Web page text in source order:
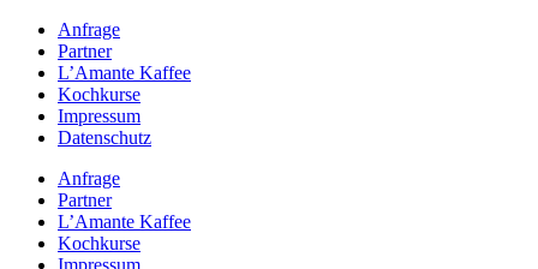
Anfrage
Partner
L’Amante Kaffee
Kochkurse
Impressum
Datenschutz
Anfrage
Partner
L’Amante Kaffee
Kochkurse
Impressum